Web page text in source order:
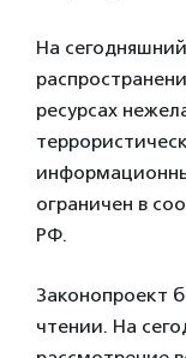
На
ресурсах
ограничен в
РФ.
Законопроект
чтении. На